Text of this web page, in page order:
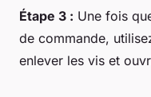
Étape 3 : Une fois
de commande,
enlever les vis et